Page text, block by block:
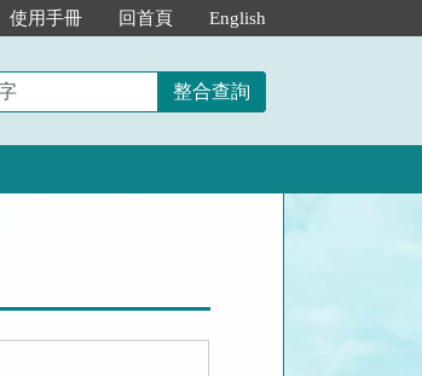
使用手冊 回首頁 English
整合查詢